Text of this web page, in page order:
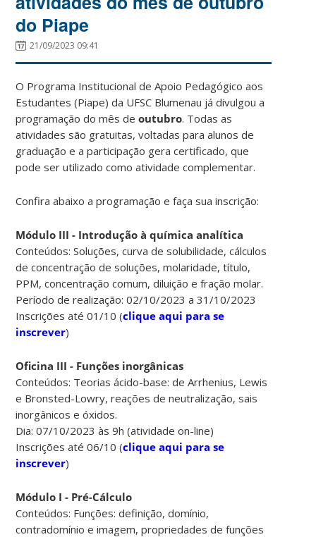
do Piape
21/09/2023 09:41
O Programa Institucional de Apoio Pedagógico aos
Estudantes (Piape) da UFSC Blumenau já divulgou a
programação do mês deoutubro. Todas as
atividades são gratuitas, voltadas para alunos de
graduação e a participação gera certificado, que
pode ser utilizado como atividade complementar.
Confira abaixo a programação e faça sua inscrição:
Módulo III - Introdução à química analítica
Conteúdos: Soluções, curva de solubilidade, cálculos
de concentração de soluções, molaridade, título,
PPM, concentração comum, diluição e fração molar.
Período de realização: 02/10/2023 a 31/10/2023
Inscrições até 01/10 (clique aqui para se
inscrever)
Oficina III - Funções inorgânicas
Conteúdos: Teorias ácido-base: de Arrhenius, Lewis
e Bronsted-Lowry, reações de neutralização, sais
inorgânicos e óxidos.
Dia: 07/10/2023 às 9h (atividade on-line)
Inscrições até 06/10 (clique aqui para se
inscrever)
Módulo I - Pré-Cálculo
Conteúdos: Funções: definição, domínio,
contradomínio e imagem, propriedades de funções